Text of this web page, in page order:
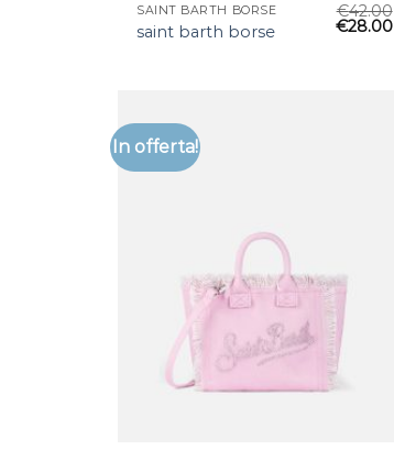
SAINT BARTH BORSE
saint barth borse
€42.00
€28.00
In offerta!